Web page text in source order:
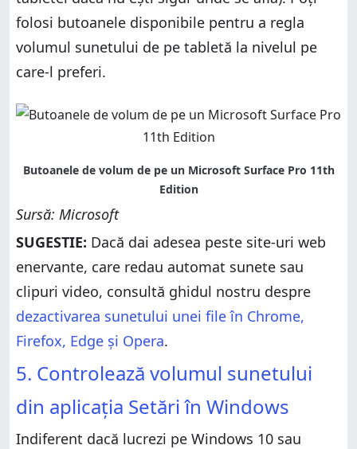
folosi butoanele disponibile pentru a regla
volumul sunetului de pe tabletă la nivelul pe
care-l preferi.
Sursă: Microsoft
SUGESTIE: Dacă dai adesea peste site-uri web
enervante, care redau automat sunete sau
clipuri video, consultă ghidul nostru despre
dezactivarea sunetului unei file în Chrome,
Firefox, Edge și Opera.
5. Controlează volumul sunetului
din aplicația Setări în Windows
Indiferent dacă lucrezi pe Windows 10 sau